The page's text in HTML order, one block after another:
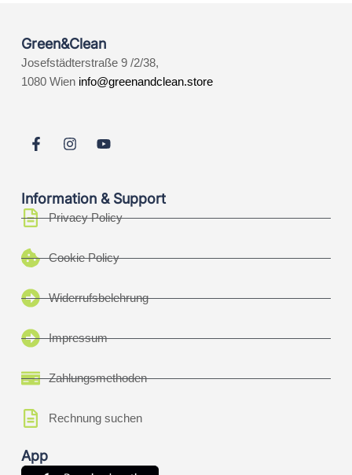
Green&Clean
Josefstädterstraße 9 /2/38,
1080 Wien info@greenandclean.store
Information & Support
Privacy Policy
Cookie Policy
Widerrufsbelehrung
Impressum
Zahlungsmethoden
Rechnung suchen
App